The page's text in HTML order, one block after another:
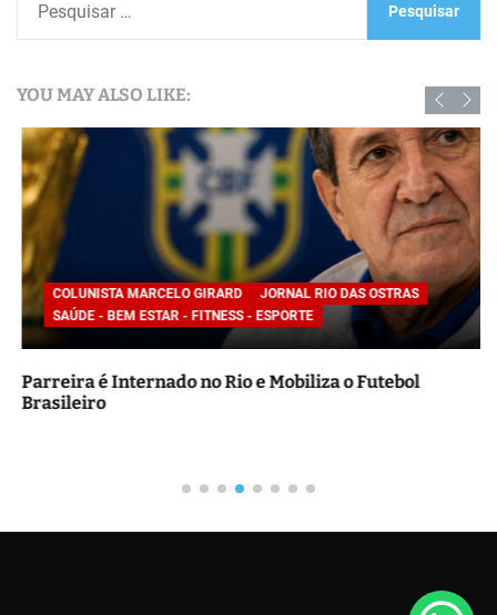
u
s
a
p
o
YOU MAY ALSO LIKE:
COLUNISTA MARCELO GIRARD
JORNAL RIO DAS OSTRAS
SAÚDE - BEM ESTAR - FITNESS - ESPORTE
Parreira é Internado no Rio e Mobiliza o Futebol
Brasileiro